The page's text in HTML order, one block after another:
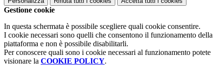
Gestione cookie
In questa schermata è possibile scegliere quali cookie consentire.
I cookie necessari sono quelli che consentono il funzionamento della
piattaforma e non è possibile disabilitarli.
Per conoscere quali sono i cookie necessari al funzionamento potete
visionare la COOKIE POLICY.